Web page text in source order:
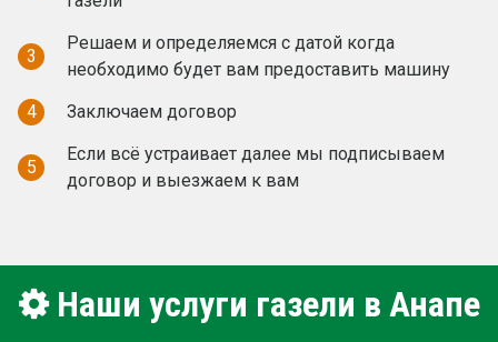
3
Решаем и определяемся с датой когда
необходимо будет вам предоставить машину
4
Заключаем договор
5
Если всё устраивает далее мы подписываем
договор и выезжаем к вам
Наши услуги газели в Анапе